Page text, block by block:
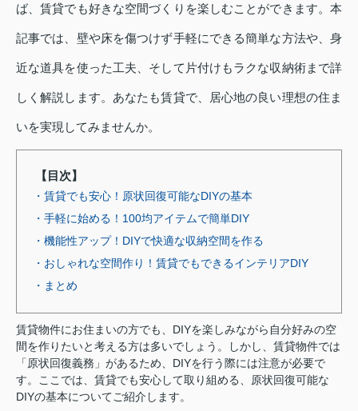
ば、賃貸でも好きな空間づくりを楽しむことができます。本
記事では、壁や床を傷つけず手軽にできる簡単な方法や、身
近な道具を使った工夫、そして片付けもラクな収納術まで詳
しく解説します。あなたも賃貸で、居心地の良い理想の住ま
いを実現してみませんか。
【目次】
・賃貸でも安心！原状回復可能なDIYの基本
・手軽に始める！100均アイテムで簡単DIY
・機能性アップ！DIYで快適な収納空間を作る
・おしゃれな空間作り！賃貸でもできるインテリアDIY
・まとめ
賃貸物件にお住まいの方でも、DIYを楽しみながら自分好みの空
間を作りたいと考える方は多いでしょう。しかし、賃貸物件では
「原状回復義務」があるため、DIYを行う際には注意が必要で
す。ここでは、賃貸でも安心して取り組める、原状回復可能な
DIYの基本についてご紹介します。